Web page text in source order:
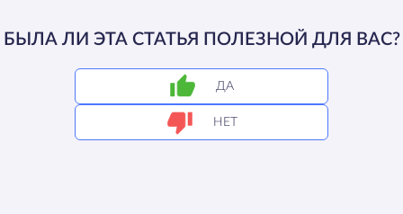
БЫЛА ЛИ ЭТА СТАТЬЯ ПОЛЕЗНОЙ ДЛЯ ВАС?
ДА
НЕТ